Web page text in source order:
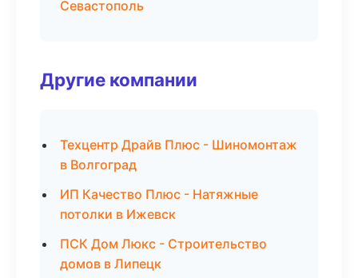
Севастополь
Другие компании
Техцентр Драйв Плюс - Шиномонтаж
в Волгоград
ИП Качество Плюс - Натяжные
потолки в Ижевск
ПСК Дом Люкс - Строительство
домов в Липецк